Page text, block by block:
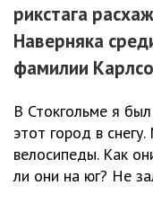
рикстага
Наверняка
фамилии
В Стокгольме я
этот город в
велосипеды. Как
ли они на юг? Не